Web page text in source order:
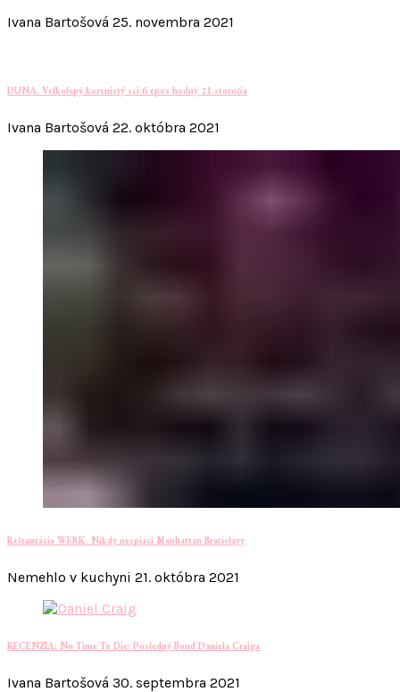
Ivana Bartošová 25. novembra 2021
DUNA. Veľkolepý korenistý sci-fi epos hodný 21.storočia
Ivana Bartošová 22. októbra 2021
Reštaurácia WERK. Nikdy nespiaci Manhattan Bratislavy
Nemehlo v kuchyni 21. októbra 2021
RECENZIA: No Time To Die: Posledný Bond Daniela Craiga
Ivana Bartošová 30. septembra 2021